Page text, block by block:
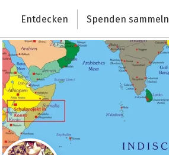
Deutschlands größte Spendenplattform
Entdecken Spenden sammeln